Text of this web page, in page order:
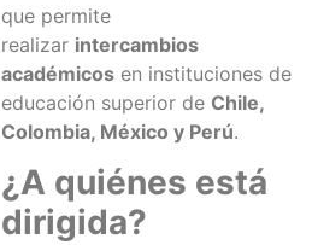
que permite
realizar intercambios
académicos en instituciones de
educación superior de Chile,
Colombia, México y Perú.
¿A quiénes está
dirigida?